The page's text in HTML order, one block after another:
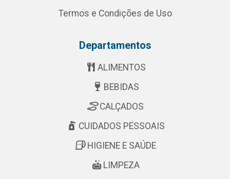
Termos e Condições de Uso
Departamentos
ALIMENTOS
BEBIDAS
CALÇADOS
CUIDADOS PESSOAIS
HIGIENE E SAÚDE
LIMPEZA